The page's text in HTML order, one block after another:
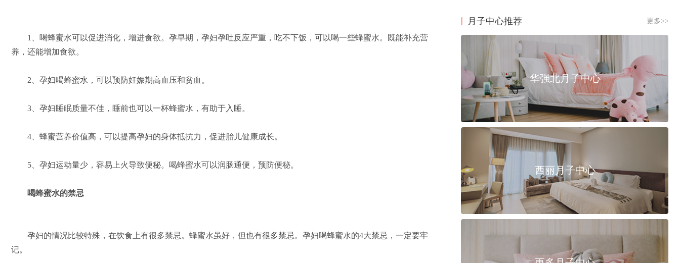
1、喝蜂蜜水可以促进消化，增进食欲。孕早期，孕妇孕吐反应严重，吃不下饭，可以喝一些蜂蜜水。既能补充营
养，还能增加食欲。
2、孕妇喝蜂蜜水，可以预防妊娠期高血压和贫血。
3、孕妇睡眠质量不佳，睡前也可以一杯蜂蜜水，有助于入睡。
4、蜂蜜营养价值高，可以提高孕妇的身体抵抗力，促进胎儿健康成长。
5、孕妇运动量少，容易上火导致便秘。喝蜂蜜水可以润肠通便，预防便秘。
喝蜂蜜水的禁忌
孕妇的情况比较特殊，在饮食上有很多禁忌。蜂蜜水虽好，但也有很多禁忌。孕妇喝蜂蜜水的4大禁忌，一定要牢
记。
月子中心推荐 更多>>
华强北月子中心
西丽月子中心